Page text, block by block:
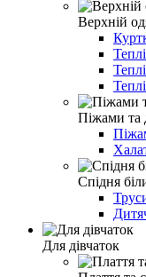
Верхній
Піжами та
Спідня
Для дівчаток